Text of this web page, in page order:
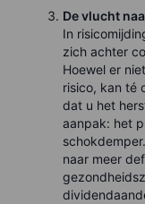
De vlucht
In
zich achter
Hoewel er
risico, kan té
dat u het
aanpak: het
naar meer